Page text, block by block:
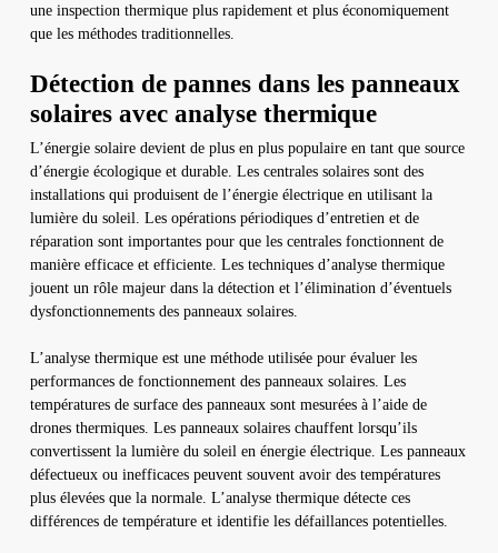
une inspection thermique plus rapidement et plus économiquement
que les méthodes traditionnelles.
Détection de pannes dans les panneaux
solaires avec analyse thermique
L’énergie solaire devient de plus en plus populaire en tant que source
d’énergie écologique et durable. Les centrales solaires sont des
installations qui produisent de l’énergie électrique en utilisant la
lumière du soleil. Les opérations périodiques d’entretien et de
réparation sont importantes pour que les centrales fonctionnent de
manière efficace et efficiente. Les techniques d’analyse thermique
jouent un rôle majeur dans la détection et l’élimination d’éventuels
dysfonctionnements des panneaux solaires.
L’analyse thermique est une méthode utilisée pour évaluer les
performances de fonctionnement des panneaux solaires. Les
températures de surface des panneaux sont mesurées à l’aide de
drones thermiques. Les panneaux solaires chauffent lorsqu’ils
convertissent la lumière du soleil en énergie électrique. Les panneaux
défectueux ou inefficaces peuvent souvent avoir des températures
plus élevées que la normale. L’analyse thermique détecte ces
différences de température et identifie les défaillances potentielles.